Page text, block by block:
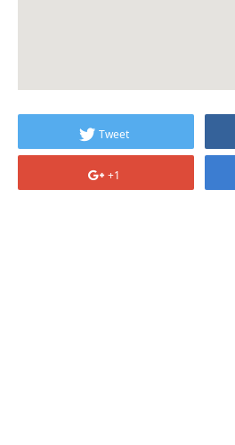
Tweet
+1